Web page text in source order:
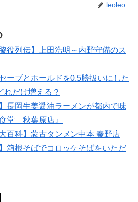
leoleo
役列伝】上田浩明～内野守備のス
ーブとホールドを0.5勝扱いにした
れだけ増える？
長岡生姜醤油ラーメンが都内で味
堂 秋葉原店』
百科】蒙古タンメン中本 秦野店
箱根そばでコロッケそばをいただ